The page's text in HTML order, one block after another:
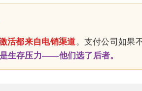
活都来自电销渠道。支付公司如果
生存压力——他们选了后者。